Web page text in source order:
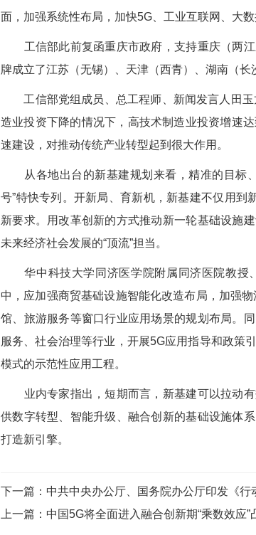
面，加强系统性布局，加快5G、工业互联网、大数
工信部此前复函重庆市政府，支持重庆（两江
牌成立了江苏（无锡）、天津（西青）、湖南（长
工信部党组成员、总工程师、新闻发言人田玉
造业投资下降的情况下，高技术制造业投资增速
速建设，对推动传统产业转型起到很大作用。
从各地出台的新基建规划来看，精准的目标、
号”特快专列。开新局、育新机，新基建不仅用到
新要求。用改革创新的方式推动新一轮基础设施
未来经济社会发展的“顶流”担当。
华中科技大学同济医学院附属同济医院教授
中，应加强商贸基础设施智能化改造布局，加强
馆、旅游服务等窗口行业应用场景的规划布局。
服务、社会治理等行业，开展5G应用指导和政策
模式的示范性应用工程。
业内专家指出，短期而言，新基建可以拉动有
供数字转型、智能升级、融合创新的基础设施体
打造新引擎。
下一篇 ： 中共中央办公厅、国务院办公厅印发《行
上一篇 ： 中国5G将全面进入融合创新期“乘数效应”